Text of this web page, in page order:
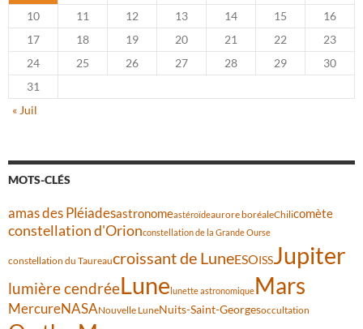
10
11 12 13 14 15
16
17
18 19 20 21 22
23
24
25 26 27 28 29
30
31
« Juil
MOTS-CLÉS
amas des Pléiadesastronomeastéroïdeaurore boréaleChilicomète
constellation d'Orionconstellation de la Grande Ourse
constellation du Taureaucroissant de LuneESOISSJupiter
lumière cendréeLunelunette astronomiqueMars
MercureNASANouvelle LuneNuits-Saint-Georgesoccultation